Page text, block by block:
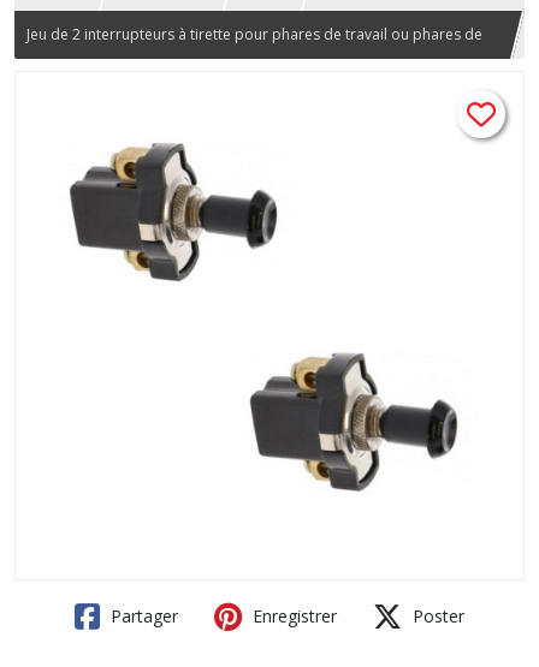
Jeu de 2 interrupteurs à tirette pour phares de travail ou phares de
Partager Enregistrer Poster